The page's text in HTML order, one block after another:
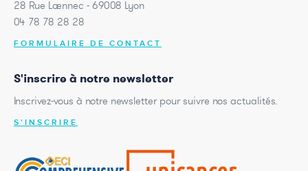
28 Rue Laennec - 69008 Lyon
04 78 78 28 28
FORMULAIRE DE CONTACT
S'inscrire à notre newsletter
Inscrivez-vous à notre newsletter pour suivre nos actualités.
S'INSCRIRE